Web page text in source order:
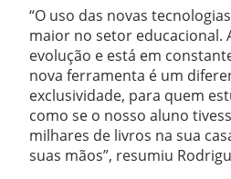
“O uso das novas
maior no setor educacional.
evolução e está em
nova ferramenta é um
exclusividade, para quem
como se o nosso aluno
milhares de livros na sua
suas mãos”, resumiu